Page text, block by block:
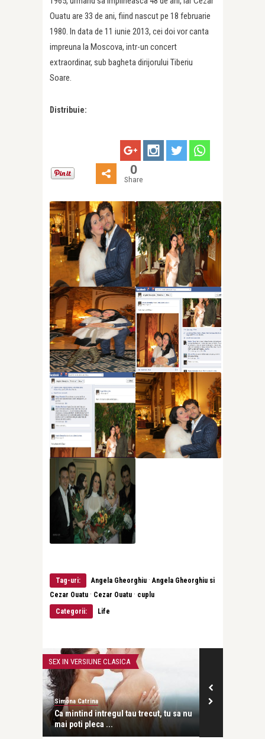
Ouatu are 33 de ani, fiind nascut pe 18 februarie
1980. In data de 11 iunie 2013, cei doi vor canta
impreuna la Moscova, intr-un concert
extraordinar, sub bagheta dirijorului Tiberiu
Soare.
Distribuie:
0
Share
Tag-uri: Angela Gheorghiu ·Angela Gheorghiu si
Cezar Ouatu · Cezar Ouatu · cuplu
Categorii:
Life
SEX IN VERSIUNE CLASICA
Simona Catrina
Ca mintind intregul tau trecut, tu sa nu
mai poti pleca ...